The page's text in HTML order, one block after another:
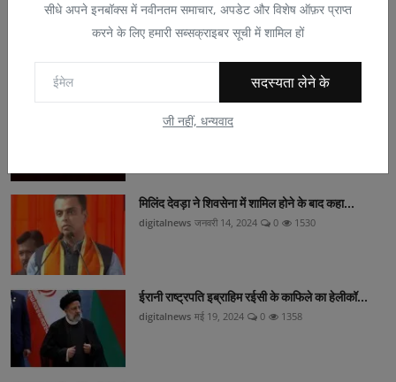
सीधे अपने इनबॉक्स में नवीनतम समाचार, अपडेट और विशेष ऑफ़र प्राप्त
करने के लिए हमारी सब्सक्राइबर सूची में शामिल हों
सदस्यता लेने के
जी नहीं, धन्यवाद
Voting Poll
Popular Posts
Aaditya singh अप्रैल 10, 2023
मिलिंद देवड़ा ने शिवसेना में शामिल होने के बाद कहा...
digitalnews जनवरी 14, 2024 0 1530
ईरानी राष्ट्रपति इब्राहिम रईसी के काफिले का हेलीकॉ...
digitalnews मई 19, 2024 0 1358